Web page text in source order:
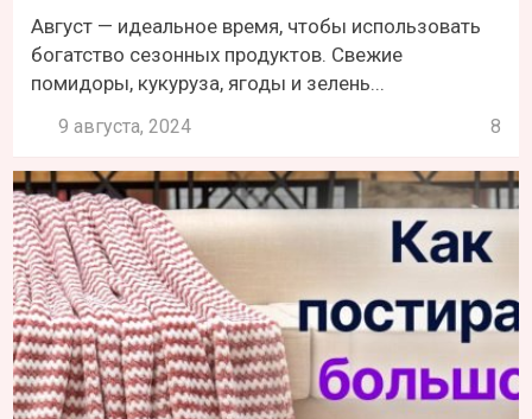
Август — идеальное время, чтобы использовать
богатство сезонных продуктов. Свежие
помидоры, кукуруза, ягоды и зелень...
9 августа, 2024 8